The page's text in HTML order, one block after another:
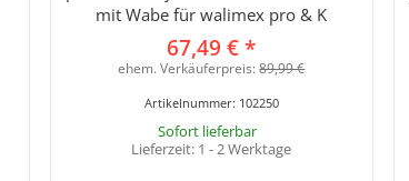
mit Wabe für walimex pro & K
67,49 €*
ehem. Verkäuferpreis:89,99 €
Artikelnummer: 102250
Sofort lieferbar
Lieferzeit: 1 - 2 Werktage